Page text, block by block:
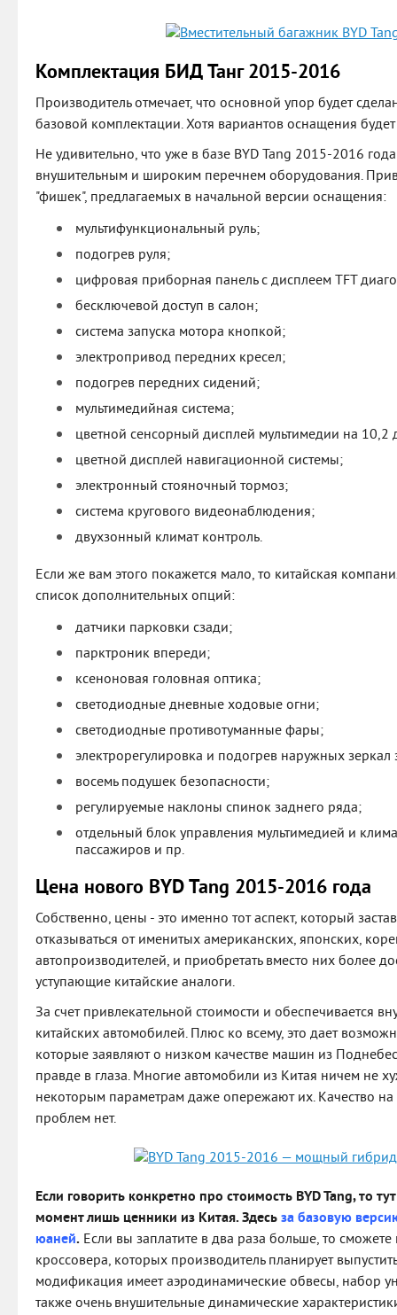
Комплектация БИД Танг 2015-2016
Производитель отмечает, что основной упор будет
базовой комплектации. Хотя вариантов оснащения
Не удивительно, что уже в базе BYD Tang 2015-2016
внушительным и широким перечнем оборудования.
"фишек", предлагаемых в начальной версии оснащения:
мультифункциональный руль;
подогрев руля;
цифровая приборная панель с дисплеем TFT
бесключевой доступ в салон;
система запуска мотора кнопкой;
электропривод передних кресел;
подогрев передних сидений;
мультимедийная система;
цветной сенсорный дисплей мультимедии на
цветной дисплей навигационной системы;
электронный стояночный тормоз;
система кругового видеонаблюдения;
двухзонный климат контроль.
Если же вам этого покажется мало, то китайская
список дополнительных опций:
датчики парковки сзади;
парктроник впереди;
ксеноновая головная оптика;
светодиодные дневные ходовые огни;
светодиодные противотуманные фары;
электрорегулировка и подогрев наружных зеркал
восемь подушек безопасности;
регулируемые наклоны спинок заднего ряда;
отдельный блок управления мультимедией и
пассажиров и пр.
Цена нового BYD Tang 2015-2016 года
Собственно, цены - это именно тот аспект, который
отказываться от именитых американских, японских,
автопроизводителей, и приобретать вместо них более
уступающие китайские аналоги.
За счет привлекательной стоимости и обеспечивается
китайских автомобилей. Плюс ко всему, это дает
которые заявляют о низком качестве машин из
правде в глаза. Многие автомобили из Китая ничем не
некоторым параметрам даже опережают их. Качество
проблем нет.
Если говорить конкретно про стоимость BYD Tang, то
момент лишь ценники из Китая. Здесь за базовую
юаней. Если вы заплатите в два раза больше, то
кроссовера, которых производитель планирует
модификация имеет аэродинамические обвесы, набор
также очень внушительные динамические